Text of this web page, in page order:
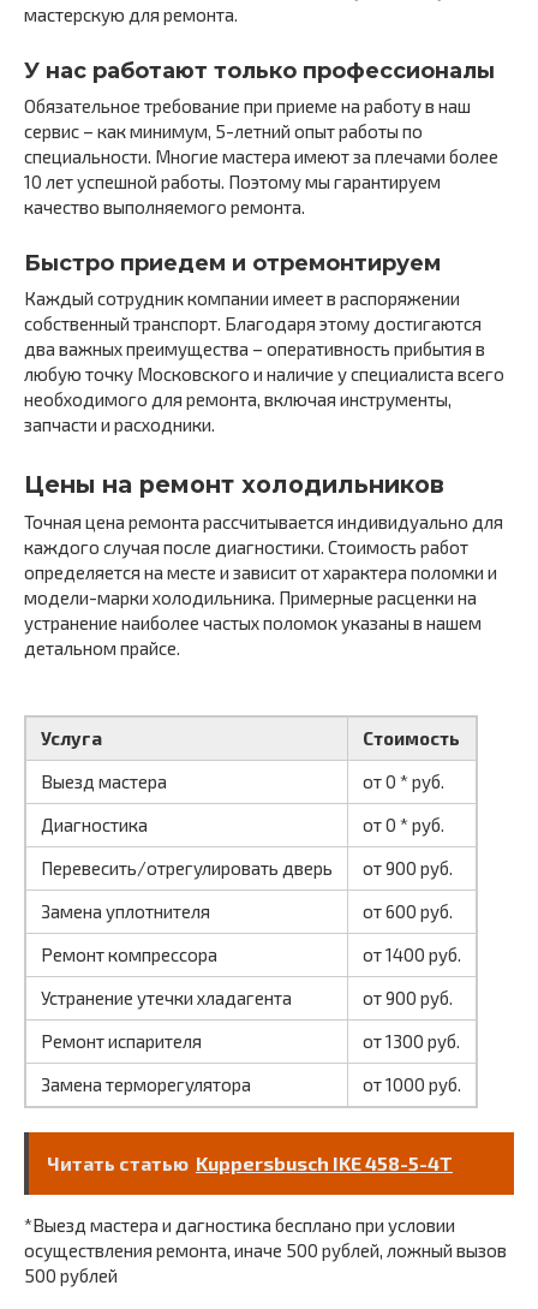
мастерскую для ремонта.
У нас работают только профессионалы
Обязательное требование при приеме на работу в наш
сервис – как минимум, 5-летний опыт работы по
специальности. Многие мастера имеют за плечами более
10 лет успешной работы. Поэтому мы гарантируем
качество выполняемого ремонта.
Быстро приедем и отремонтируем
Каждый сотрудник компании имеет в распоряжении
собственный транспорт. Благодаря этому достигаются
два важных преимущества – оперативность прибытия в
любую точку Московского и наличие у специалиста всего
необходимого для ремонта, включая инструменты,
запчасти и расходники.
Цены на ремонт холодильников
Точная цена ремонта рассчитывается индивидуально для
каждого случая после диагностики. Стоимость работ
определяется на месте и зависит от характера поломки и
модели-марки холодильника. Примерные расценки на
устранение наиболее частых поломок указаны в нашем
детальном прайсе.
Услуга
Стоимость
Выезд мастера
от 0 * руб.
Диагностика
от 0 * руб.
Перевесить/отрегулировать дверь
от 900 руб.
Замена уплотнителя
от 600 руб.
Ремонт компрессора
от 1400 руб.
Устранение утечки хладагента
от 900 руб.
Ремонт испарителя
от 1300 руб.
Замена терморегулятора
от 1000 руб.
Читать статью Kuppersbusch IKE 458-5-4T
*Выезд мастера и дагностика бесплано при условии
осуществления ремонта, иначе 500 рублей, ложный вызов
500 рублей